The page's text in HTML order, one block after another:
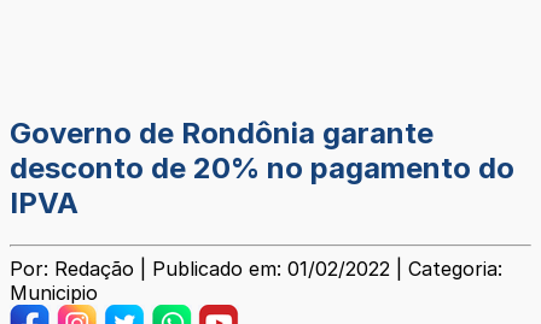
Governo de Rondônia garante
desconto de 20% no pagamento do
IPVA
Por: Redação | Publicado em: 01/02/2022 | Categoria:
Municipio